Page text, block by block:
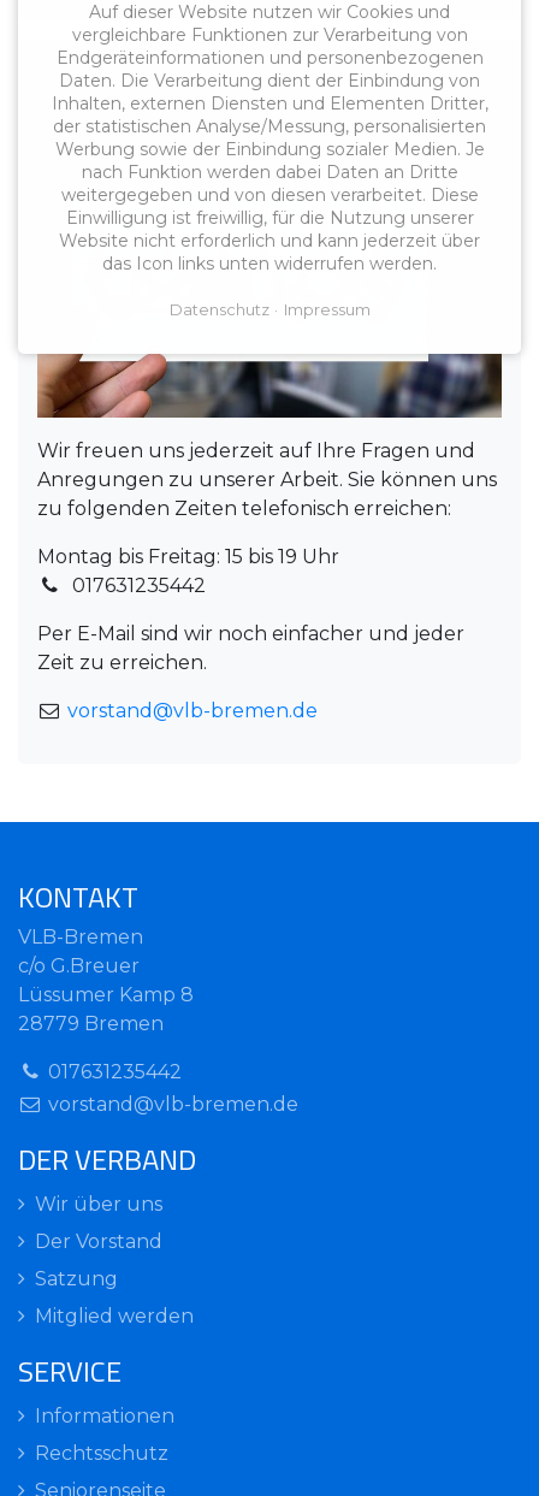
Kontakt
Wir freuen uns jederzeit auf Ihre Fragen und
Anregungen zu unserer Arbeit. Sie können uns
zu folgenden Zeiten telefonisch erreichen:
Montag bis Freitag: 15 bis 19 Uhr
017631235442
Per E-Mail sind wir noch einfacher und jeder
Zeit zu erreichen.
vorstand@vlb-bremen.de
KONTAKT
VLB-Bremen
c/o G.Breuer
Lüssumer Kamp 8
28779 Bremen
017631235442
vorstand@vlb-bremen.de
DER VERBAND
Wir über uns
Der Vorstand
Satzung
Mitglied werden
SERVICE
Informationen
Rechtsschutz
Seniorenseite
Auf dieser Website nutzen wir Cookies und
vergleichbare Funktionen zur Verarbeitung von
Endgeräteinformationen und personenbezogenen
Daten. Die Verarbeitung dient der Einbindung von
Inhalten, externen Diensten und Elementen Dritter,
der statistischen Analyse/Messung, personalisierten
Werbung sowie der Einbindung sozialer Medien. Je
nach Funktion werden dabei Daten an Dritte
weitergegeben und von diesen verarbeitet. Diese
Einwilligung ist freiwillig, für die Nutzung unserer
Website nicht erforderlich und kann jederzeit über
das Icon links unten widerrufen werden.
Datenschutz Impressum